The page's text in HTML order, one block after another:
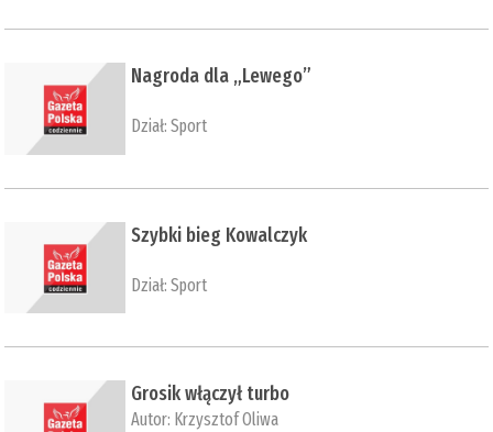
Nagroda dla „Lewego”
Dział:Sport
Szybki bieg Kowalczyk
Dział:Sport
Grosik włączył turbo
Autor: Krzysztof Oliwa